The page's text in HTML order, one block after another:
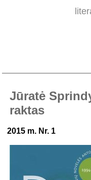
Jūratė
raktas
2015 m. Nr. 1